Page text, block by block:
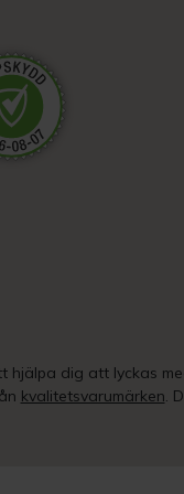
hjälpa dig att lyckas
kvalitetsvarumärken.